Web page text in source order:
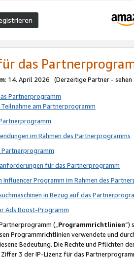
das
: 14. April 2026 (Derzeitige Partner - sehen
Partnerprogramm
am Partnerprogramm
im Rahmen des Partnerprogramms
für das Partnerprogramm
Influencer Programm im Rahmen des
in Bezug auf das
Ads Boost-Programm
(„Programmrichtlinien“)
Programmrichtlinien verwendete und
Bedeutung. Die Rechte und Pflichten
3 der IP-Lizenz für das